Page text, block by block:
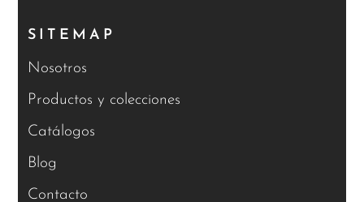
SITEMAP
Nosotros
Productos y colecciones
Catálogos
Blog
Contacto